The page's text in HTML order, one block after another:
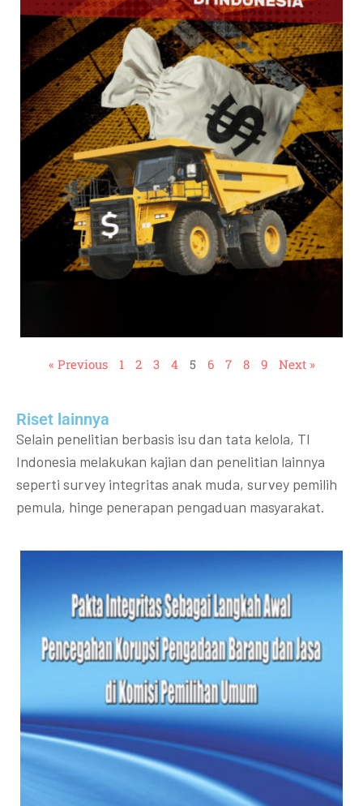
« Previous 1 2 3 4 5 6 7 8 9 Next »
Riset lainnya​​
Selain penelitian berbasis isu dan tata kelola, TI
Indonesia melakukan kajian dan penelitian lainnya
seperti survey integritas anak muda, survey pemilih
pemula, hinge penerapan pengaduan masyarakat.